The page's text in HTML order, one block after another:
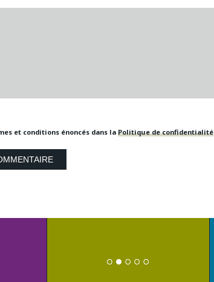
et conditions énoncés dans la Politique de confidentialité